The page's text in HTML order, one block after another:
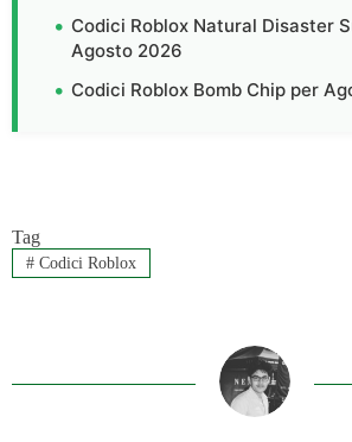
Codici Roblox Natural Disaster
Agosto 2026
Codici Roblox Bomb Chip per
Tag
#Codici Roblox